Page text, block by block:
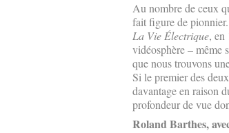
Au nombre de ceux
fait figure de
La Vie Électrique, en
vidéosphère – même
que nous trouvons
Si le premier des
davantage en raison
profondeur de vue
Roland Barthes,